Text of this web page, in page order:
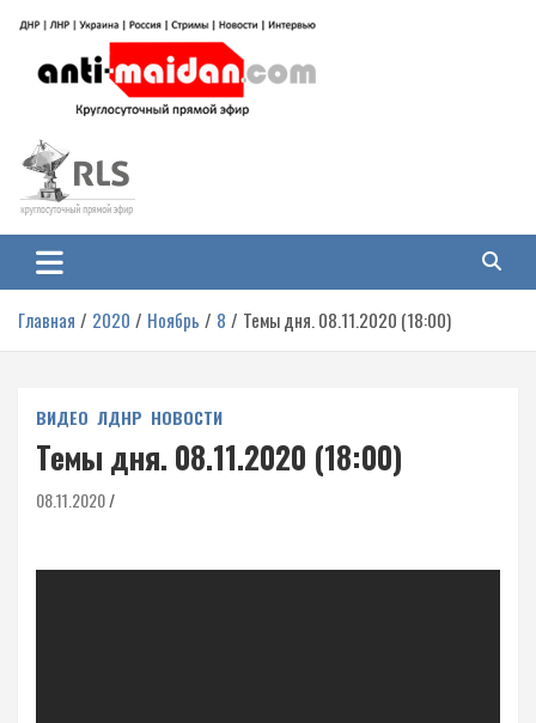
содержимому
Антимайдан: Гражданская война
на Украине
гражданской войне на Украине, включая события в Новороссии, ДНР,
ЛНР и других регионах.
Главная 2020 Ноябрь 8 Темы дня. 08.11.2020 (18:00)
ВИДЕО ЛДНР НОВОСТИ
Темы дня. 08.11.2020 (18:00)
08.11.2020